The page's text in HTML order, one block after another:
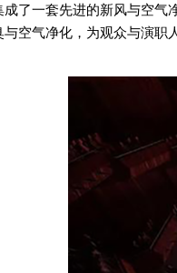
了一套先进的新风与空
与空气净化 ，为观众与演职